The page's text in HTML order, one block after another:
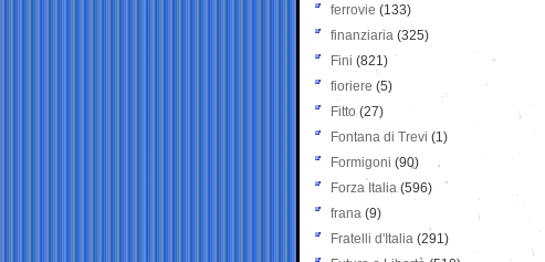
ferrovie (133)
finanziaria (325)
Fini (821)
fioriere (5)
Fitto (27)
Fontana di Trevi (1)
Formigoni (90)
Forza Italia (596)
frana (9)
Fratelli d'Italia (291)